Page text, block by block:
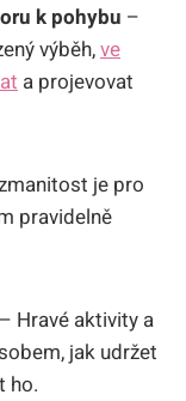
k pohybu –
⁢výběh, ve
⁤a projevovat
je pro‍
pravidelně
Hravé aktivity a
jak ‌udržet​
‍ho.